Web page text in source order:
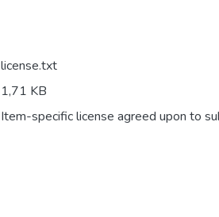
license.txt
1,71 KB
Item-specific license agreed upon to